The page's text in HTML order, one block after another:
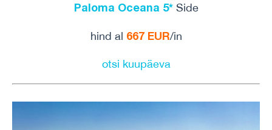
Paloma Oceana 5*Side
hind al 667 EUR/in
otsi kuupäeva